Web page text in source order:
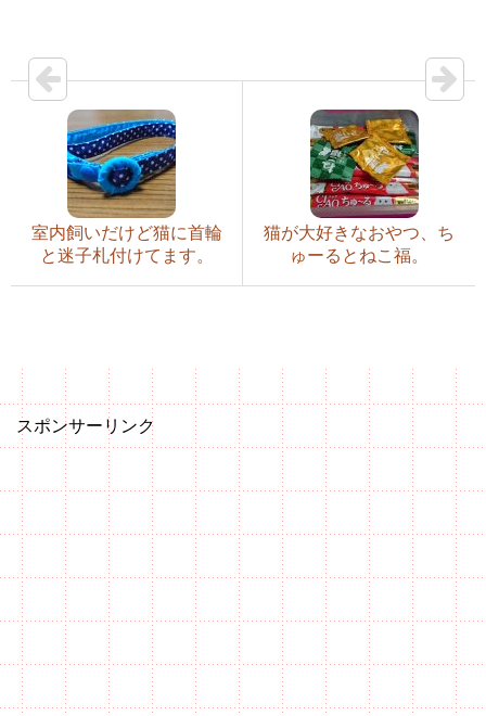
室内飼いだけど猫に首輪
と迷子札付けてます。
猫が大好きなおやつ、ち
ゅーるとねこ福。
スポンサーリンク